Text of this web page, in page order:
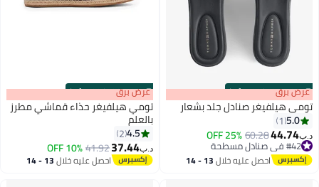
00m:00s
·
100% Left
2
عرض برق
تومي هيلفيغر صنادل جلد بشعار
5.0
1
د.ب‏44.74
60.28
25% OFF
#42 في صنادل مسطحة
#42 في صنادل مسطحة احصل عليه خلال 13 - 14
00m:00s
·
100% Left عرض برق
تومي هيلفيغر حذاء قماشي مطرز
بالعلم
4.5
2
د.ب‏37.44
41.92
10% OFF
احصل عليه خلال 13 - 14